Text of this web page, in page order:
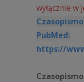
wyłącznie w
PubMed:
https://